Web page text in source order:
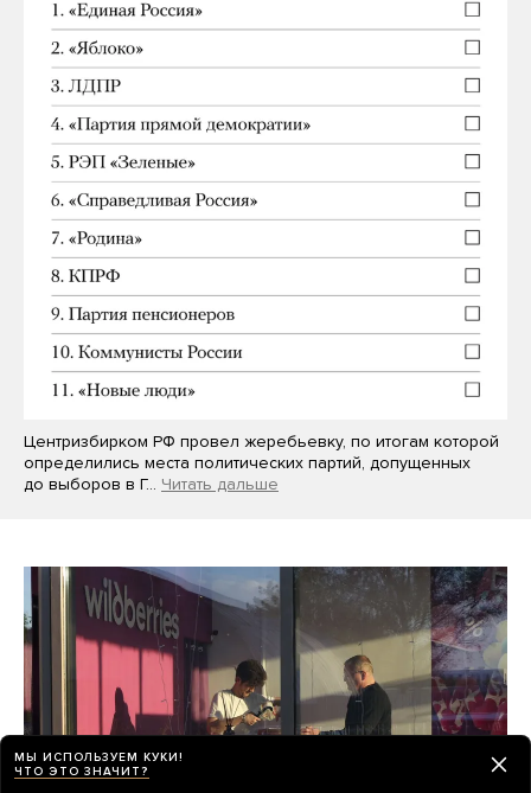
Центризбирком РФ провел жеребьевку, по итогам которой
определились места политических партий, допущенных
до выборов в Г… Читать дальше
МЫ ИСПОЛЬЗУЕМ КУКИ!
ЧТО ЭТО ЗНАЧИТ?